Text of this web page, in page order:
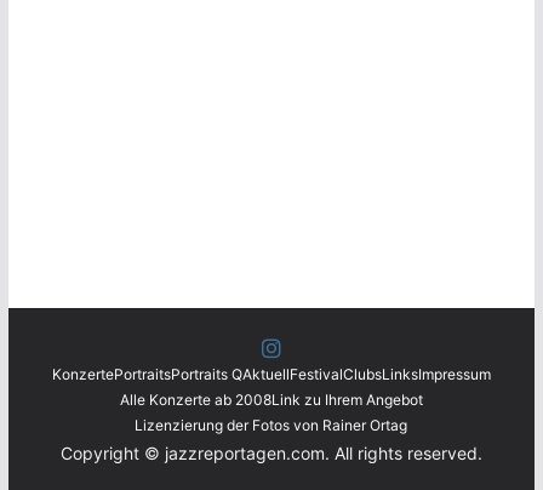
KonzertePortraitsPortraits QAktuellFestivalClubsLinksImpressum
Alle Konzerte ab 2008Link zu Ihrem Angebot
Lizenzierung der Fotos von Rainer Ortag
Copyright © jazzreportagen.com. All rights reserved.